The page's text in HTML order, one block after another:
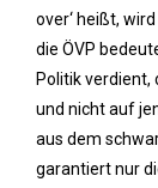
over‘ heißt,
die ÖVP
Politik verdient,
und nicht auf
aus dem
garantiert nur